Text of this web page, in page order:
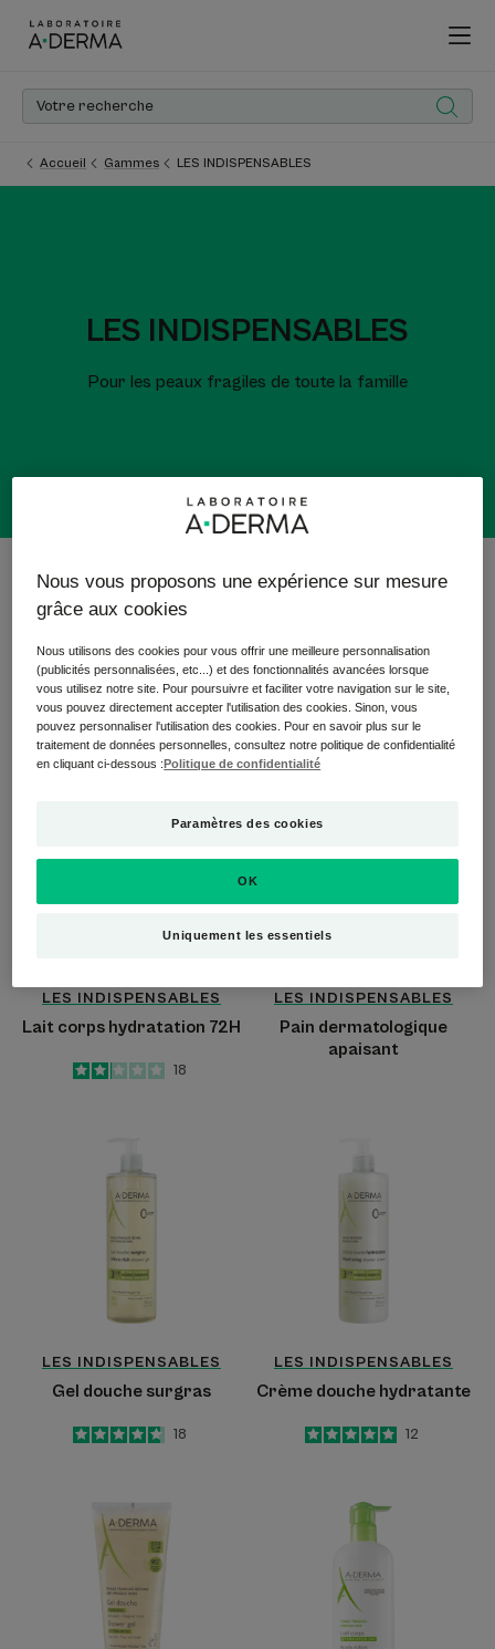
Accueil Gammes LES INDISPENSABLES
LES INDISPENSABLES
Pour les peaux fragiles de toute la famille
7 résultats pour "LES INDISPENSABLES"
La gamme de produits d'hygiène et de soins qui protége la
peau fragile de toute la famille au quotidien : des bases
lavantes douces, des formules hydratantes, à pH
physiologique et qui renforcent le film hydrolipidique. Les
formules des soins d'hygiène sont biodégradables.
Lait
hydratation
LES INDISPENSABLES
Lait corps hydratation 72H
2.1
/5
18
LES INDISPENSABLES
Pain dermatologique
apaisant
surgras
LES INDISPENSABLES
Gel douche surgras
4.7
/5
18
LES INDISPENSABLES
Crème douche hydratante
5
/5
12
douche
surgras
Lait
corps
hydratation
24h
Nous vous proposons une expérience sur mesure
grâce aux cookies
Nous utilisons des cookies pour vous offrir une meilleure personnalisation
(publicités personnalisées, etc...) et des fonctionnalités avancées lorsque
vous utilisez notre site. Pour poursuivre et faciliter votre navigation sur le site,
vous pouvez directement accepter l'utilisation des cookies. Sinon, vous
pouvez personnaliser l'utilisation des cookies. Pour en savoir plus sur le
traitement de données personnelles, consultez notre politique de confidentialité
en cliquant ci-dessous : Politique de confidentialité
Paramètres des cookies
Uniquement les essentiels
OK